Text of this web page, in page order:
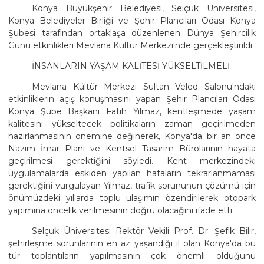
Konya Büyükşehir Belediyesi, Selçuk Üniversitesi,
Konya Belediyeler Birliği ve Şehir Plancıları Odası Konya
Şubesi tarafından ortaklaşa düzenlenen Dünya Şehircilik
Günü etkinlikleri Mevlana Kültür Merkezi'nde gerçekleştirildi.
İNSANLARIN YAŞAM KALİTESİ YÜKSELTİLMELİ
Mevlana Kültür Merkezi Sultan Veled Salonu'ndaki
etkinliklerin açış konuşmasını yapan Şehir Plancıları Odası
Konya Şube Başkanı Fatih Yılmaz, kentleşmede yaşam
kalitesini yükseltecek politikaların zaman geçirilmeden
hazırlanmasının önemine değinerek, Konya'da bir an önce
Nazım İmar Planı ve Kentsel Tasarım Bürolarının hayata
geçirilmesi gerektiğini söyledi. Kent merkezindeki
uygulamalarda eskiden yapılan hataların tekrarlanmaması
gerektiğini vurgulayan Yılmaz, trafik sorununun çözümü için
önümüzdeki yıllarda toplu ulaşımın özendirilerek otopark
yapımına öncelik verilmesinin doğru olacağını ifade etti.
Selçuk Üniversitesi Rektör Vekili Prof. Dr. Şefik Bilir,
şehirleşme sorunlarının en az yaşandığı il olan Konya'da bu
tür toplantıların yapılmasının çok önemli olduğunu